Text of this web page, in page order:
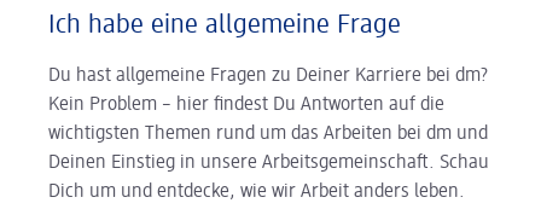
Ich habe eine allgemeine Frage
Du hast allgemeine Fragen zu Deiner Karriere bei dm?
Kein Problem – hier findest Du Antworten auf die
wichtigsten Themen rund um das Arbeiten bei dm und
Deinen Einstieg in unsere Arbeitsgemeinschaft. Schau
Dich um und entdecke, wie wir Arbeit anders leben.